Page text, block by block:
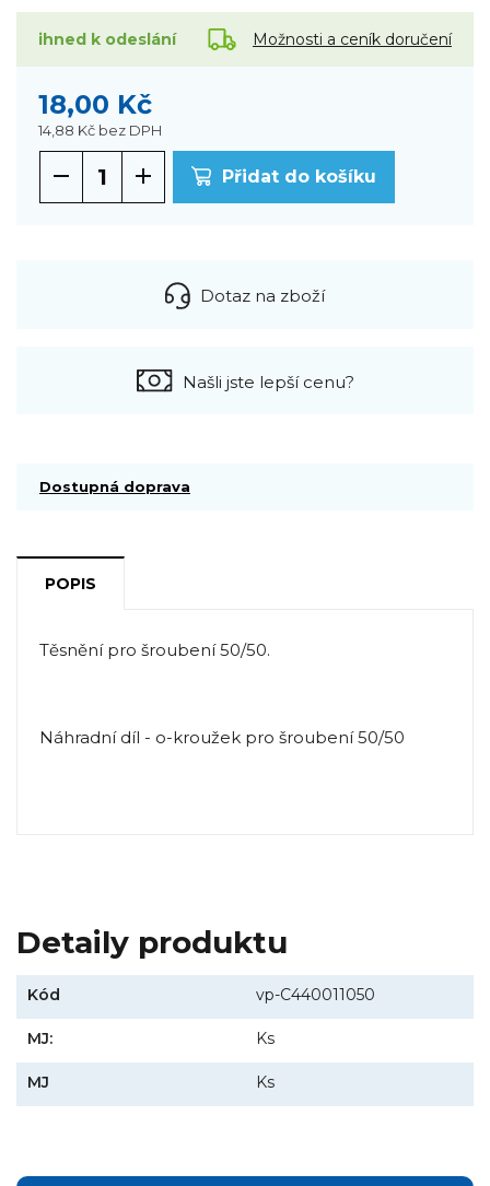
ihned k odeslání Možnosti a ceník doručení
18,00 Kč
14,88 Kč bez DPH
Přidat do košíku
Dotaz na zboží
Našli jste lepší cenu?
Dostupná doprava
POPIS
Těsnění pro šroubení 50/50.
Náhradní díl - o-kroužek pro šroubení 50/50
Detaily produktu
Kód vp-C440011050
MJ: Ks
MJ Ks